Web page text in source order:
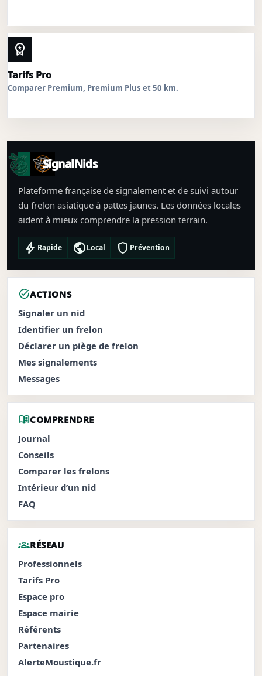
workspace_premium
Tarifs Pro
Comparer Premium, Premium Plus et 50 km.
SignalNids
Plateforme française de signalement et de suivi autour
du frelon asiatique à pattes jaunes. Les données locales
aident à mieux comprendre la pression terrain.
bolt Rapide publicLocal shield Prévention
task_altACTIONS
Signaler un nid
Identifier un frelon
Déclarer un piège de frelon
Mes signalements
Messages
menu_bookCOMPRENDRE
Journal
Conseils
Comparer les frelons
Intérieur d’un nid
FAQ
groupsRÉSEAU
Professionnels
Tarifs Pro
Espace pro
Espace mairie
Référents
Partenaires
AlerteMoustique.fr